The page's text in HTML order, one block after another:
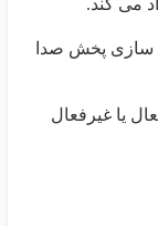
می کند.
سازی پخش صدا
یا غیرفعال